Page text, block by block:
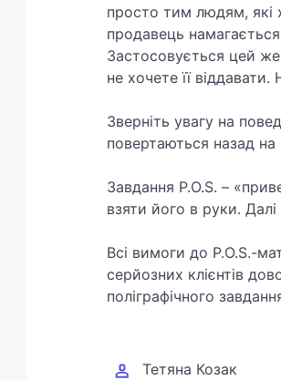
просто тим людям, які
продавець
Застосовується цей
не хочете її
Зверніть увагу на
повертаються назад
Завдання P.O.S. –
взяти його в руки.
Всі вимоги до P.O.S.-
серйозних клієнтів
поліграфічного
Тетяна Козак